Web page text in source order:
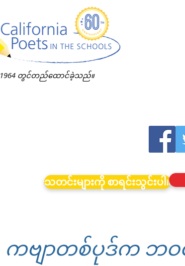
1964 တွင်တည်ထောင်ခဲ့သည်။
သတင်းများကို စာရင်းသွင်းပါ။
ကဗျာတစ်ပုဒ်က ဘဝ